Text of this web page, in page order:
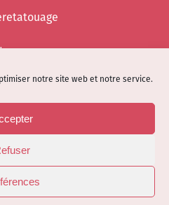
notre site web et notre service.
Dénode- Illustrations par
réservés